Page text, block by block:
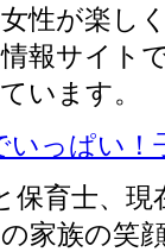
性が楽し
報サイト
います。
いっぱい！
保育士、
家族の笑